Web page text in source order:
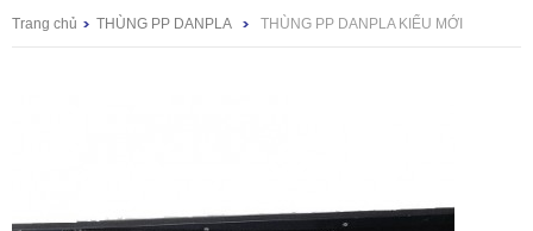
Trang chủ THÙNG PP DANPLA THÙNG PP DANPLA KIỂU MỚI